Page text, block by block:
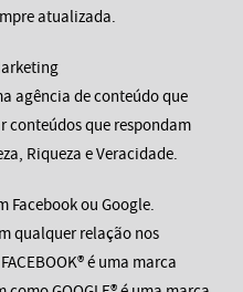
atualizada.
agência de conteúdo que
conteúdos que respondam
Riqueza e Veracidade.
Facebook ou Google.
qualquer relação nos
é uma marca